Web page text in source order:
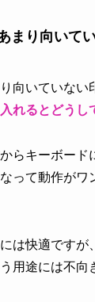
まり向いて
向いていない
れるとどうし
らキーボー
って動作がワ
は快適ですが
用途には不向